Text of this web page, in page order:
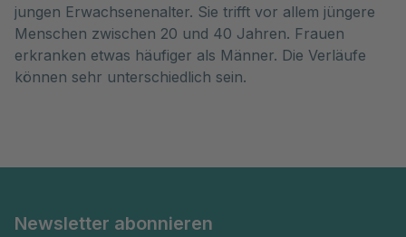
jungen Erwachsenenalter. Sie trifft vor allem jüngere
Menschen zwischen 20 und 40 Jahren. Frauen
erkranken etwas häufiger als Männer. Die Verläufe
können sehr unterschiedlich sein.
Newsletter abonnieren